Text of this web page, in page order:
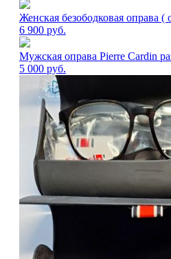
Женская безободковая оправа
6 900 руб.
Мужская оправа Pierre Cardin
5 000 руб.